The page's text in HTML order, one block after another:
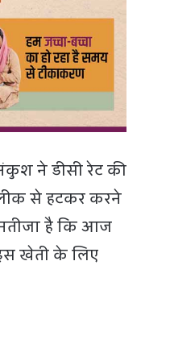
ने डीसी रेट की
से हटकर करने
नतीजा है कि आज
खेती के लिए